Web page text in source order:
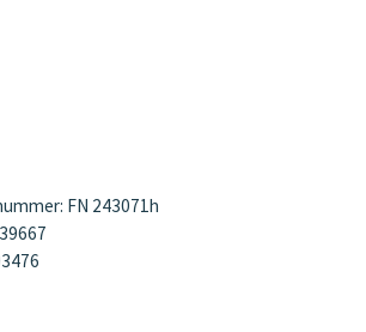
FN 243071h